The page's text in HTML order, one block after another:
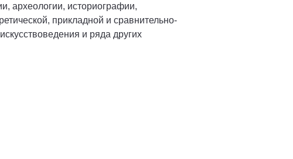
археологии, историографии,
прикладной и сравнительно-
и ряда других